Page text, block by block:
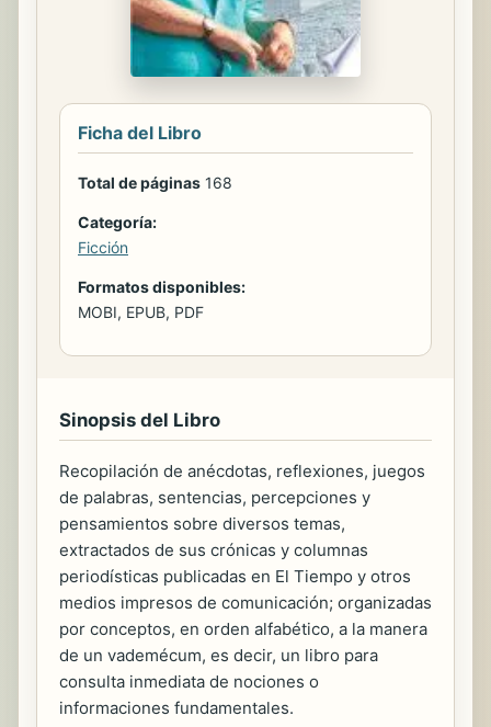
Ficha del Libro
Total de páginas 168
Categoría:
Ficción
Formatos disponibles:
MOBI, EPUB, PDF
Sinopsis del Libro
Recopilación de anécdotas, reflexiones, juegos
de palabras, sentencias, percepciones y
pensamientos sobre diversos temas,
extractados de sus crónicas y columnas
periodísticas publicadas en El Tiempo y otros
medios impresos de comunicación; organizadas
por conceptos, en orden alfabético, a la manera
de un vademécum, es decir, un libro para
consulta inmediata de nociones o
informaciones fundamentales.